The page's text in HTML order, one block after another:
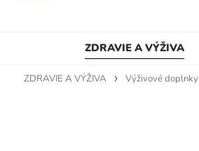
ZDRAVIE A VÝŽIVA
ZDRAVIE A VÝŽIVA Výživové doplnky